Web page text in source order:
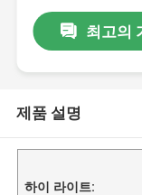
최고의
제품 설명
하이 라이트: